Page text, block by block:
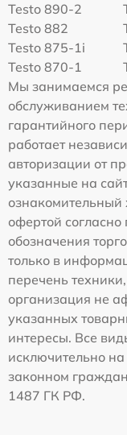
Testo 890-2
Testo 882
Testo 875-1i
Testo 870-1
Мы занимаемся
обслуживанием
гарантийного
работает
авторизации от
указанные на
ознакомительный
офертой
обозначения
только в
перечень
организация не
указанных
интересы. Все
исключительно
законном
1487 ГК РФ.